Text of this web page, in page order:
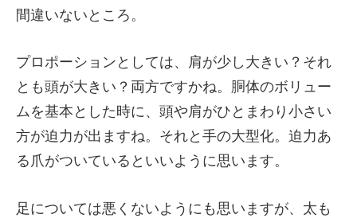
間違いないところ。
プロポーションとしては、肩が少し大きい？それ
とも頭が大きい？両方ですかね。胴体のボリュー
ムを基本とした時に、頭や肩がひとまわり小さい
方が迫力が出ますね。それと手の大型化。迫力あ
る爪がついているといいように思います。
足については悪くないようにも思いますが、太も